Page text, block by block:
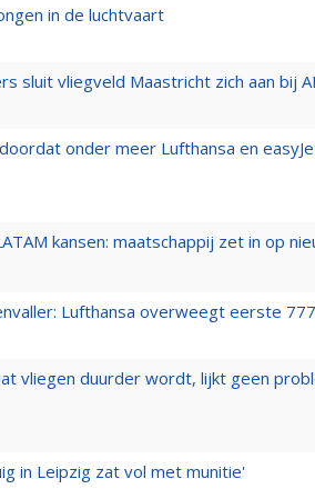
in de luchtvaart
sluit vliegveld Maastricht zich aan bij
onder meer Lufthansa en
kansen: maatschappij zet in op
Lufthansa overweegt eerste
vliegen duurder wordt, lijkt geen
in Leipzig zat vol met munitie'